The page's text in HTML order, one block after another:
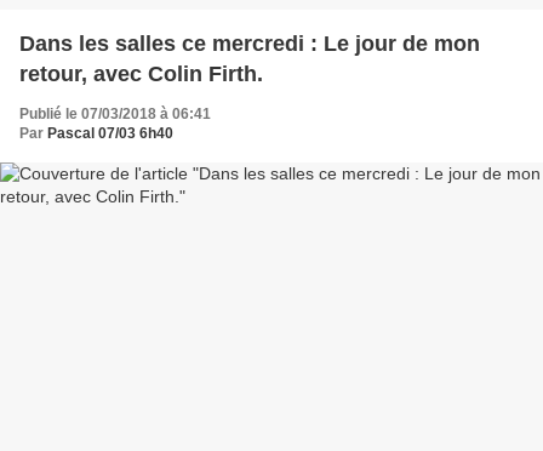
Dans les salles ce mercredi : Le jour de mon
retour, avec Colin Firth.
Publié le 07/03/2018 à 06:41
Par Pascal 07/03 6h40